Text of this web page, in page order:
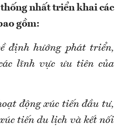
nhất triển khai các
gồm:
định hướng phát triển,
lĩnh vực ưu tiên của
động xúc tiến đầu tư,
tiến du lịch và kết nối